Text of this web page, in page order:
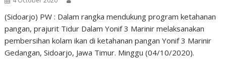
(Sidoarjo) PW : Dalam rangka mendukung program ketahanan
pangan, prajurit Tidur Dalam Yonif 3 Marinir melaksanakan
pembersihan kolam ikan di ketahanan pangan Yonif 3 Marinir
Gedangan, Sidoarjo, Jawa Timur. Minggu (04/10/2020).